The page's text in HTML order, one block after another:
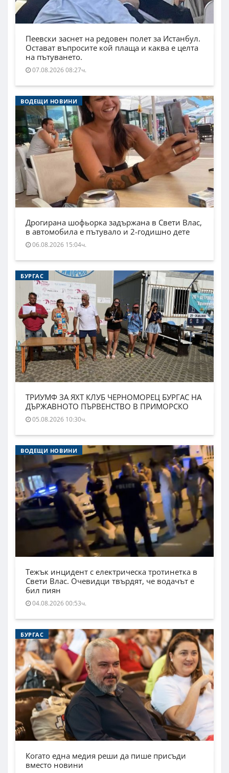
Пеевски заснет на редовен полет за Истанбул.
Остават въпросите кой плаща и каква е целта
на пътуването.
07.08.2026 08:27ч.
ВОДЕЩИ НОВИНИ
Дрогирана шофьорка задържана в Свети Влас,
в автомобила е пътувало и 2-годишно дете
06.08.2026 15:04ч.
БУРГАС
ТРИУМФ ЗА ЯХТ КЛУБ ЧЕРНОМОРЕЦ БУРГАС НА
ДЪРЖАВНОТО ПЪРВЕНСТВО В ПРИМОРСКО
05.08.2026 10:30ч.
ВОДЕЩИ НОВИНИ
Тежък инцидент с електрическа тротинетка в
Свети Влас. Очевидци твърдят, че водачът е
бил пиян
04.08.2026 00:53ч.
БУРГАС
Когато една медия реши да пише присъди
вместо новини